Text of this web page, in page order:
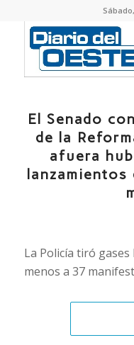
El Senado
de la
afuera
lanzamientos
La Policía tiró
menos a 37